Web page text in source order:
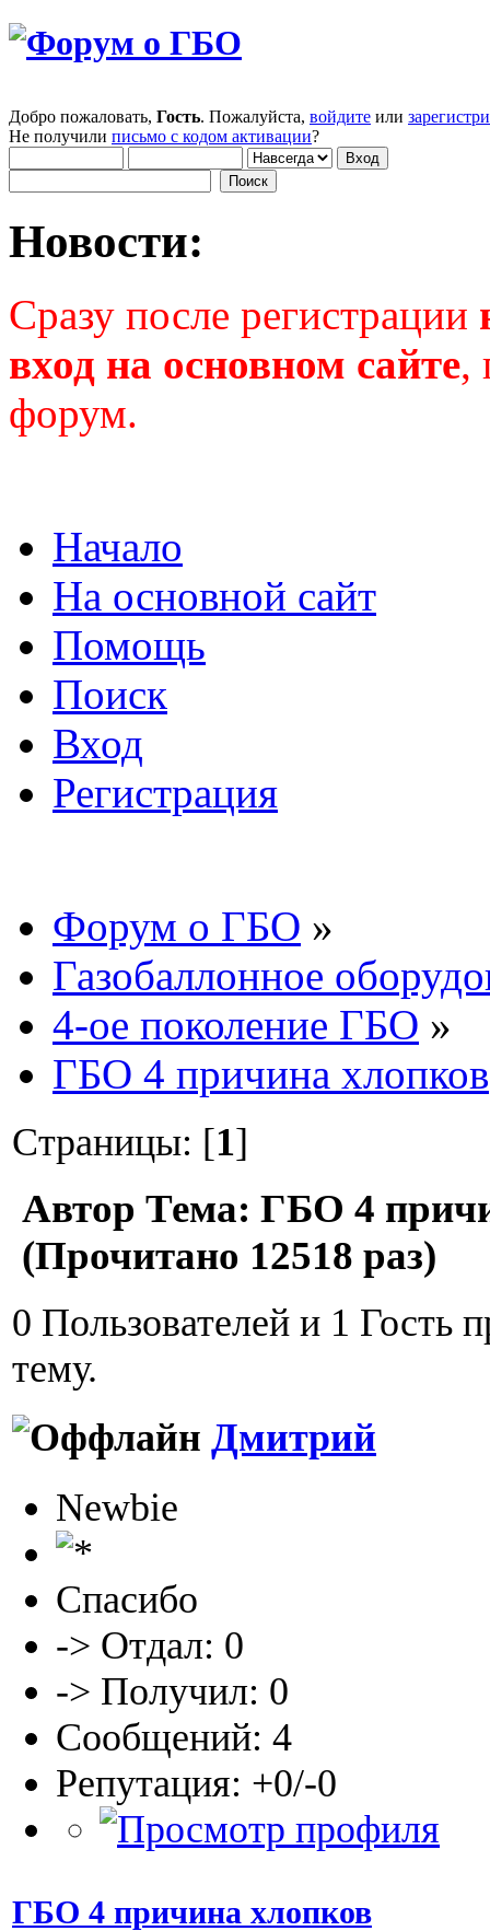
Добро пожаловать, Гость. Пожалуйста, войдите или
Не получили письмо с кодом активации?
Новости:
Сразу после регистрации
вход на основном сайте,
форум.
Начало
На основной сайт
Помощь
Поиск
Вход
Регистрация
Форум о ГБО »
Газобаллонное
4-ое поколение ГБО »
ГБО 4 причина хлопков
Страницы: [1]
Автор Тема: ГБО 4
(Прочитано 12518 раз)
0 Пользователей и 1 Гость
тему.
Дмитрий
Newbie
Спасибо
-> Отдал: 0
-> Получил: 0
Сообщений: 4
Репутация: +0/-0
ГБО 4 причина хлопков